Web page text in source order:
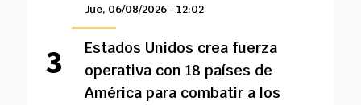
Jue, 06/08/2026 - 12:02
Estados Unidos crea fuerza
operativa con 18 países de
América para combatir a los